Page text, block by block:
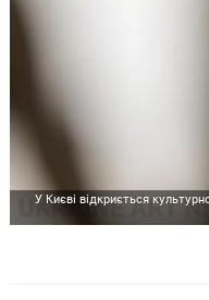
У Києві відкриється